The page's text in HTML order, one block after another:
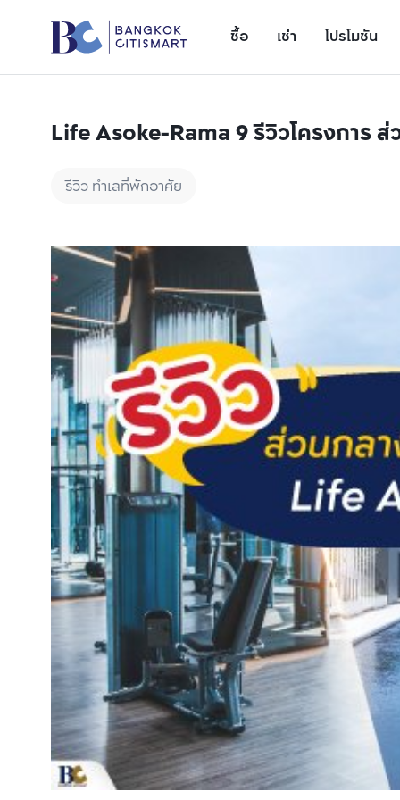
ซื้อ เช่า โปรโมชัน
Life Asoke-Rama 9 รีวิวโครงการ
รีวิว ทำเลที่พักอาศัย